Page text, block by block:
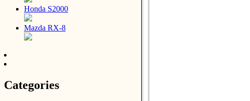
Honda S2000
Mazda RX-8
Categories